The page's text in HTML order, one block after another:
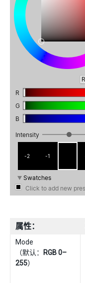
属性：
Mode
（默认：
RGB 0–
255）